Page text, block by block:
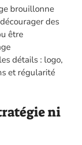
brouillonne
des
être
détails : logo,
et régularité
ni